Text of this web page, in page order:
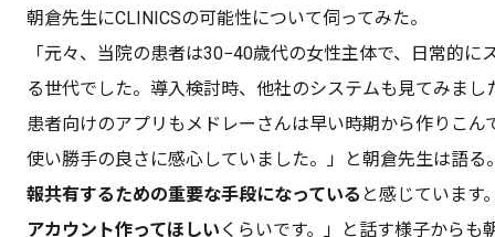
朝倉先生にCLINICSの可能性について伺ってみた。
「元々、当院の患者は30−40歳代の女性主体で、日常的
る世代でした。導入検討時、他社のシステムも見てみま
患者向けのアプリもメドレーさんは早い時期から作りこ
使い勝手の良さに感心していました。」と朝倉先生は語る
報共有するための重要な手段になっている と感じています
アカウント作ってほしい くらいです。」と話す様子から